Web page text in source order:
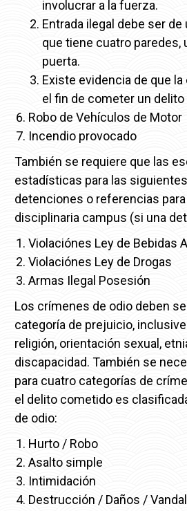
involucrar a la fuerza.
Entrada ilegal debe ser
que tiene cuatro paredes,
puerta.
Existe evidencia de que
el fin de cometer un delito
Robo de Vehículos de Motor
Incendio provocado
También se requiere que las
estadísticas para las
detenciones o referencias
disciplinaria campus (si una
Violaciónes Ley de Bebidas
Violaciónes Ley de Drogas
Armas Ilegal Posesión
Los crímenes de odio deben
categoría de prejuicio,
religión, orientación sexual,
discapacidad. También se
para cuatro categorías de
el delito cometido es
de odio:
Hurto / Robo
Asalto simple
Intimidación
Destrucción / Daños /